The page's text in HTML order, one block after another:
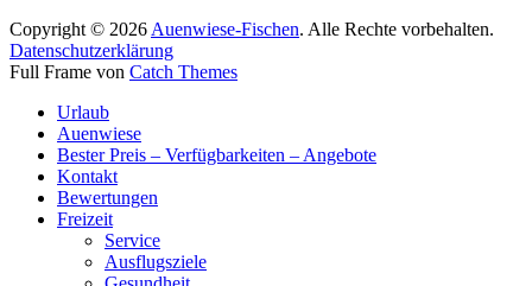
Copyright © 2026 Auenwiese-Fischen. Alle Rechte vorbehalten.
Datenschutzerklärung
Full Frame von Catch Themes
oben
scrollen
Urlaub
Auenwiese
Bester Preis – Verfügbarkeiten – Angebote
Kontakt
Bewertungen
Freizeit
Service
Ausflugsziele